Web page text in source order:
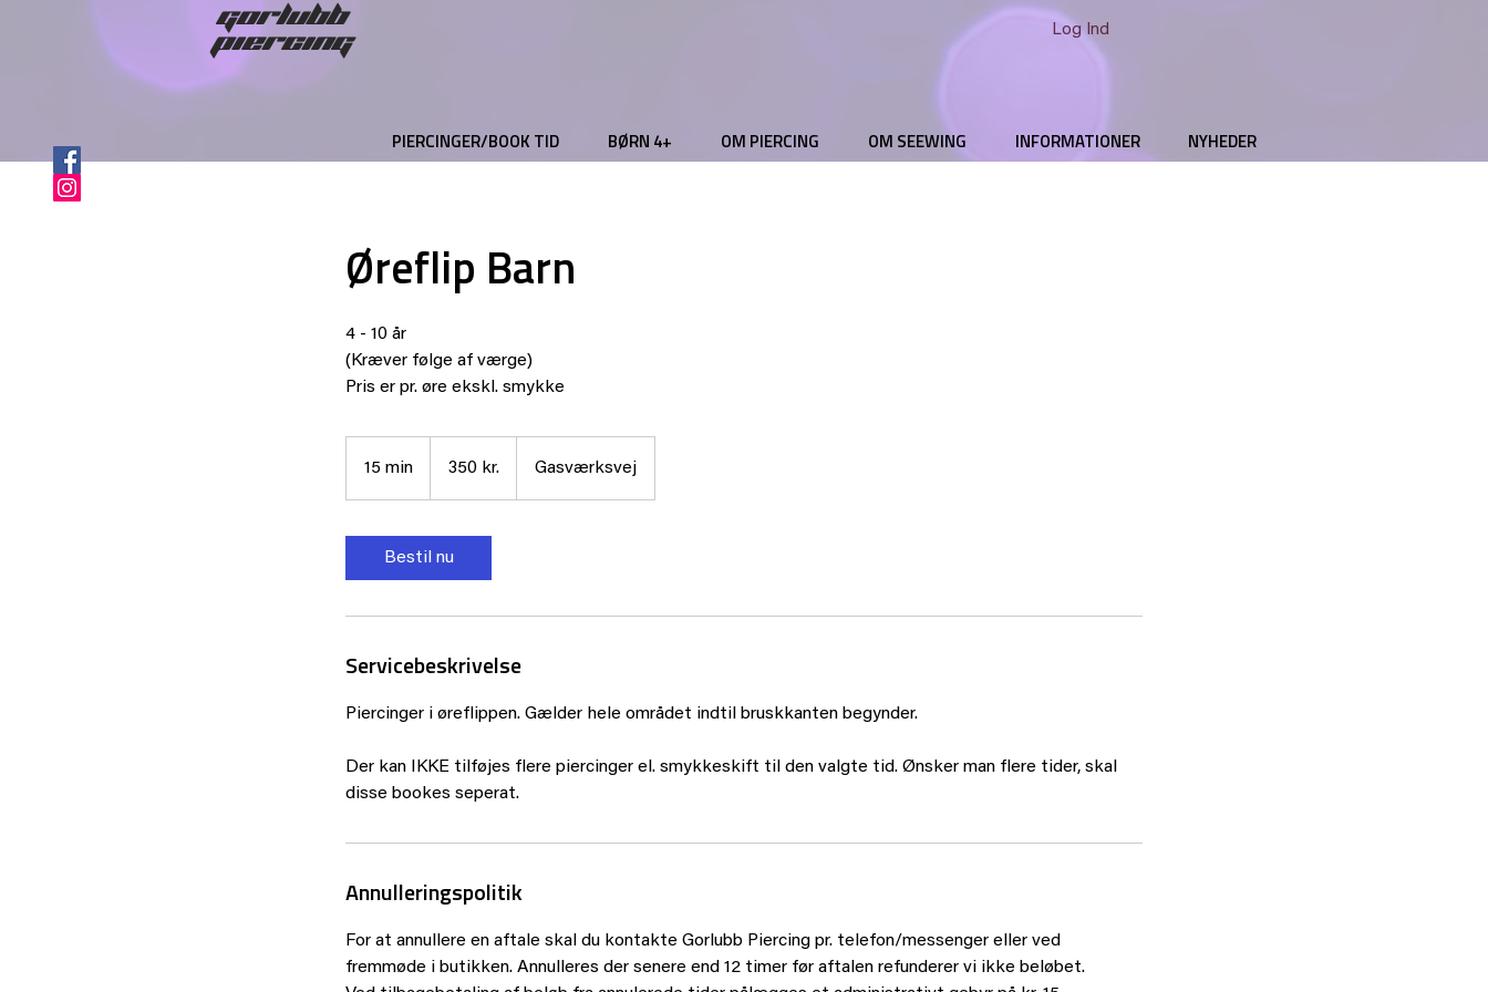
gorlubb
piercing Log Ind
PIERCINGER/BOOK TID BØRN 4+ OM PIERCING OM SEEWING INFORMATIONER NYHEDER
Øreflip Barn
4 - 10 år
(Kræver følge af værge)
Pris er pr. øre ekskl. smykke
15 min
kroner350 kr. Gasværksvej
Bestil nu
Servicebeskrivelse
Piercinger i øreflippen. Gælder hele området indtil bruskkanten begynder.
Der kan IKKE tilføjes flere piercinger el. smykkeskift til den valgte tid. Ønsker man flere tider, skal
disse bookes seperat.
Annulleringspolitik
For at annullere en aftale skal du kontakte Gorlubb Piercing pr. telefon/messenger eller ved
fremmøde i butikken. Annulleres der senere end 12 timer før aftalen refunderer vi ikke beløbet.